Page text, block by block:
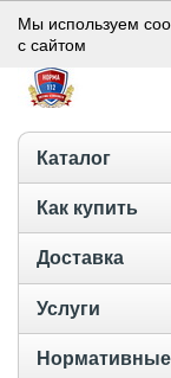
Каталог
Как купить
Доставка
Услуги
Мы используем
с сайтом